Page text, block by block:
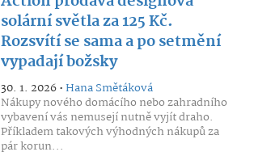
solární světla za 125 Kč.
Rozsvítí se sama a po setmění
vypadají božsky
30. 1. 2026 •Hana Smětáková
Nákupy nového domácího nebo zahradního
vybavení vás nemusejí nutně vyjít draho.
Příkladem takových výhodných nákupů za
pár korun...